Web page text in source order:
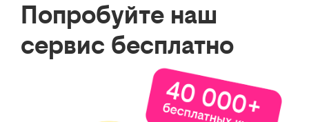
Попробуйте наш
сервис бесплатно